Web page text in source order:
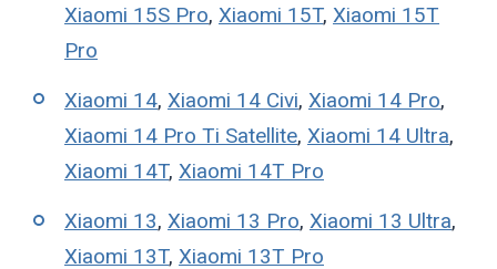
Xiaomi 15S Pro, Xiaomi 15T, Xiaomi 15T
Pro
Xiaomi 14, Xiaomi 14 Civi, Xiaomi 14 Pro,
Xiaomi 14 Pro Ti Satellite, Xiaomi 14 Ultra,
Xiaomi 14T, Xiaomi 14T Pro
Xiaomi 13, Xiaomi 13 Pro, Xiaomi 13 Ultra,
Xiaomi 13T, Xiaomi 13T Pro